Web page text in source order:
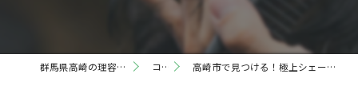
群馬県高崎の理容室ならairyu hair コラム 高崎市で見つける！極上シェービング体験を提供する床屋